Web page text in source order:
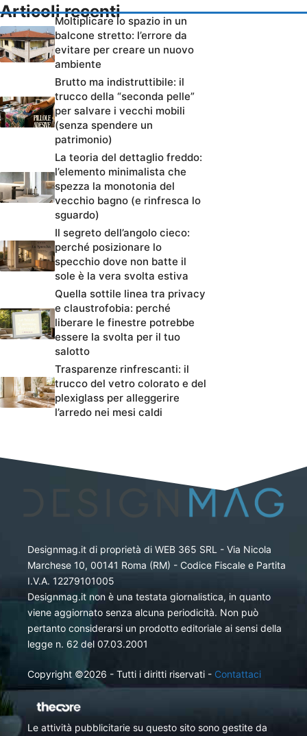
Articoli recenti
Moltiplicare lo spazio in un
balcone stretto: l’errore da
evitare per creare un nuovo
ambiente
Brutto ma indistruttibile: il
trucco della “seconda pelle”
per salvare i vecchi mobili
(senza spendere un
patrimonio)
La teoria del dettaglio freddo:
l’elemento minimalista che
spezza la monotonia del
vecchio bagno (e rinfresca lo
sguardo)
Il segreto dell’angolo cieco:
perché posizionare lo
specchio dove non batte il
sole è la vera svolta estiva
Quella sottile linea tra privacy
e claustrofobia: perché
liberare le finestre potrebbe
essere la svolta per il tuo
salotto
Trasparenze rinfrescanti: il
trucco del vetro colorato e del
plexiglass per alleggerire
l’arredo nei mesi caldi
Designmag.it di proprietà di WEB 365 SRL - Via Nicola
Marchese 10, 00141 Roma (RM) - Codice Fiscale e Partita
I.V.A. 12279101005
Designmag.it non è una testata giornalistica, in quanto
viene aggiornato senza alcuna periodicità. Non può
pertanto considerarsi un prodotto editoriale ai sensi della
legge n. 62 del 07.03.2001
Copyright ©2026 - Tutti i diritti riservati - Contattaci
Le attività pubblicitarie su questo sito sono gestite da